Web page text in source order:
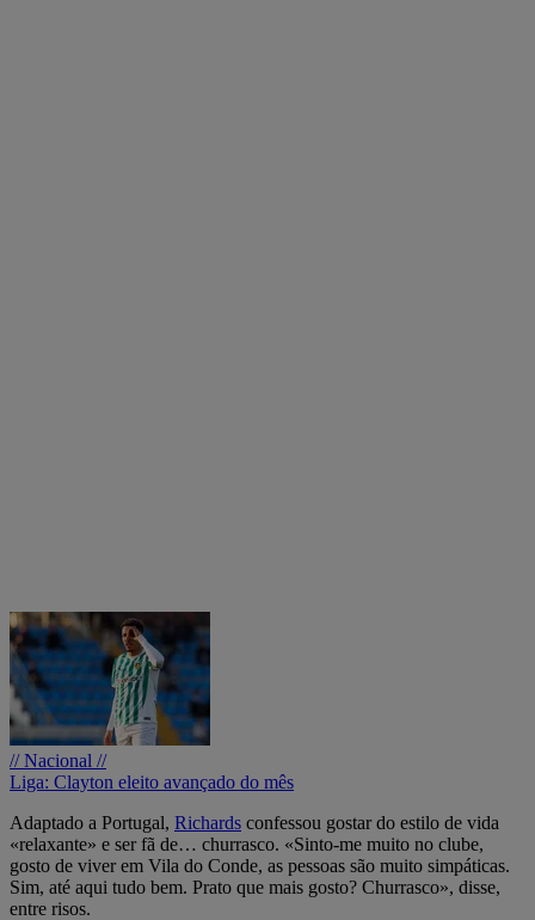
// Nacional //
Liga: Clayton eleito avançado do mês
Adaptado a Portugal, Richards confessou gostar do estilo de vida
«relaxante» e ser fã de… churrasco. «Sinto-me muito no clube,
gosto de viver em Vila do Conde, as pessoas são muito simpáticas.
Sim, até aqui tudo bem. Prato que mais gosto? Churrasco», disse,
entre risos.